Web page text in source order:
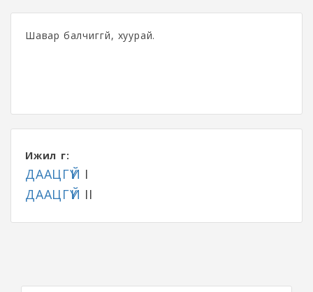
Шавар балчиггүй, хуурай.
Ижил үг:
ДААЦГҮЙ I
ДААЦГҮЙ II